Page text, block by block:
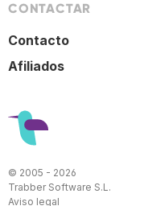
CONTACTAR
Contacto
Afiliados
© 2005 - 2026
Trabber Software S.L.
Aviso legal